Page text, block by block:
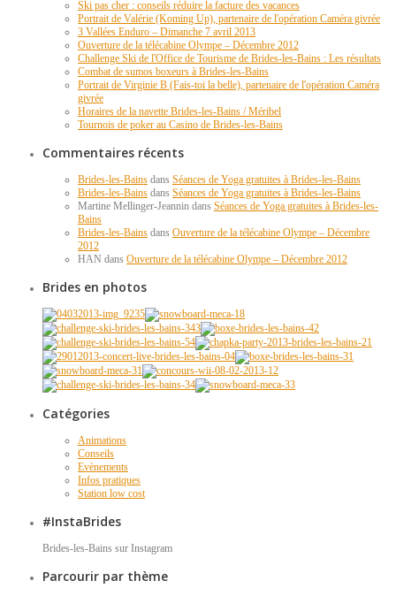
Ski pas cher : conseils réduire la facture des vacances
Portrait de Valérie (Koming Up), partenaire de l'opération Caméra givrée
3 Vallées Enduro – Dimanche 7 avril 2013
Ouverture de la télécabine Olympe – Décembre 2012
Challenge Ski de l'Office de Tourisme de Brides-les-Bains : Les résultats
Combat de sumos boxeurs à Brides-les-Bains
Portrait de Virginie B (Fais-toi la belle), partenaire de l'opération Caméra
givrée
Horaires de la navette Brides-les-Bains / Méribel
Tournois de poker au Casino de Brides-les-Bains
Commentaires récents
Brides-les-Bains dans Séances de Yoga gratuites à Brides-les-Bains
Brides-les-Bains dans Séances de Yoga gratuites à Brides-les-Bains
Martine Mellinger-Jeannin dans Séances de Yoga gratuites à Brides-les-
Bains
Brides-les-Bains dans Ouverture de la télécabine Olympe – Décembre
2012
HAN dans Ouverture de la télécabine Olympe – Décembre 2012
Brides en photos
Catégories
Animations
Conseils
Evènements
Infos pratiques
Station low cost
#InstaBrides
Brides-les-Bains sur Instagram
Parcourir par thème